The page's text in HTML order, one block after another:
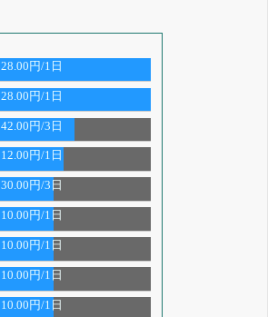
28.00円/1日
28.00円/1日
42.00円/3日
12.00円/1日
30.00円/3日
10.00円/1日
10.00円/1日
10.00円/1日
10.00円/1日